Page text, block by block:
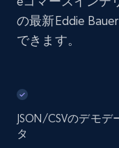
の最新Eddie
できます。
JSON/CSVのデモデ
タ